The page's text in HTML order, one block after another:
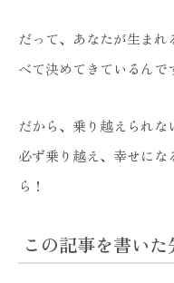
だって、あなたが生ま
べて決めてきているんで
だから、乗り越えられな
必ず乗り越え、幸せに
ら！
この記事を書いた